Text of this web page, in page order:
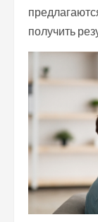
получить